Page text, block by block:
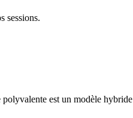
sessions.
est un modèle